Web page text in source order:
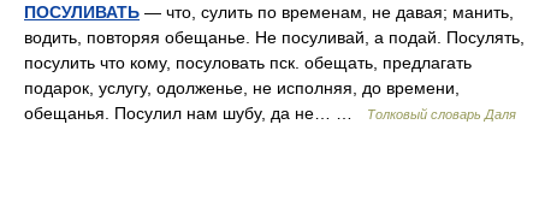
ПОСУЛИВАТЬ — что, сулить по временам, не давая; манить,
водить, повторяя обещанье. Не посуливай, а подай. Посулять,
посулить что кому, посуловать пск. обещать, предлагать
подарок, услугу, одолженье, не исполняя, до времени,
обещанья. Посулил нам шубу, да не… …
Толковый словарь Даля